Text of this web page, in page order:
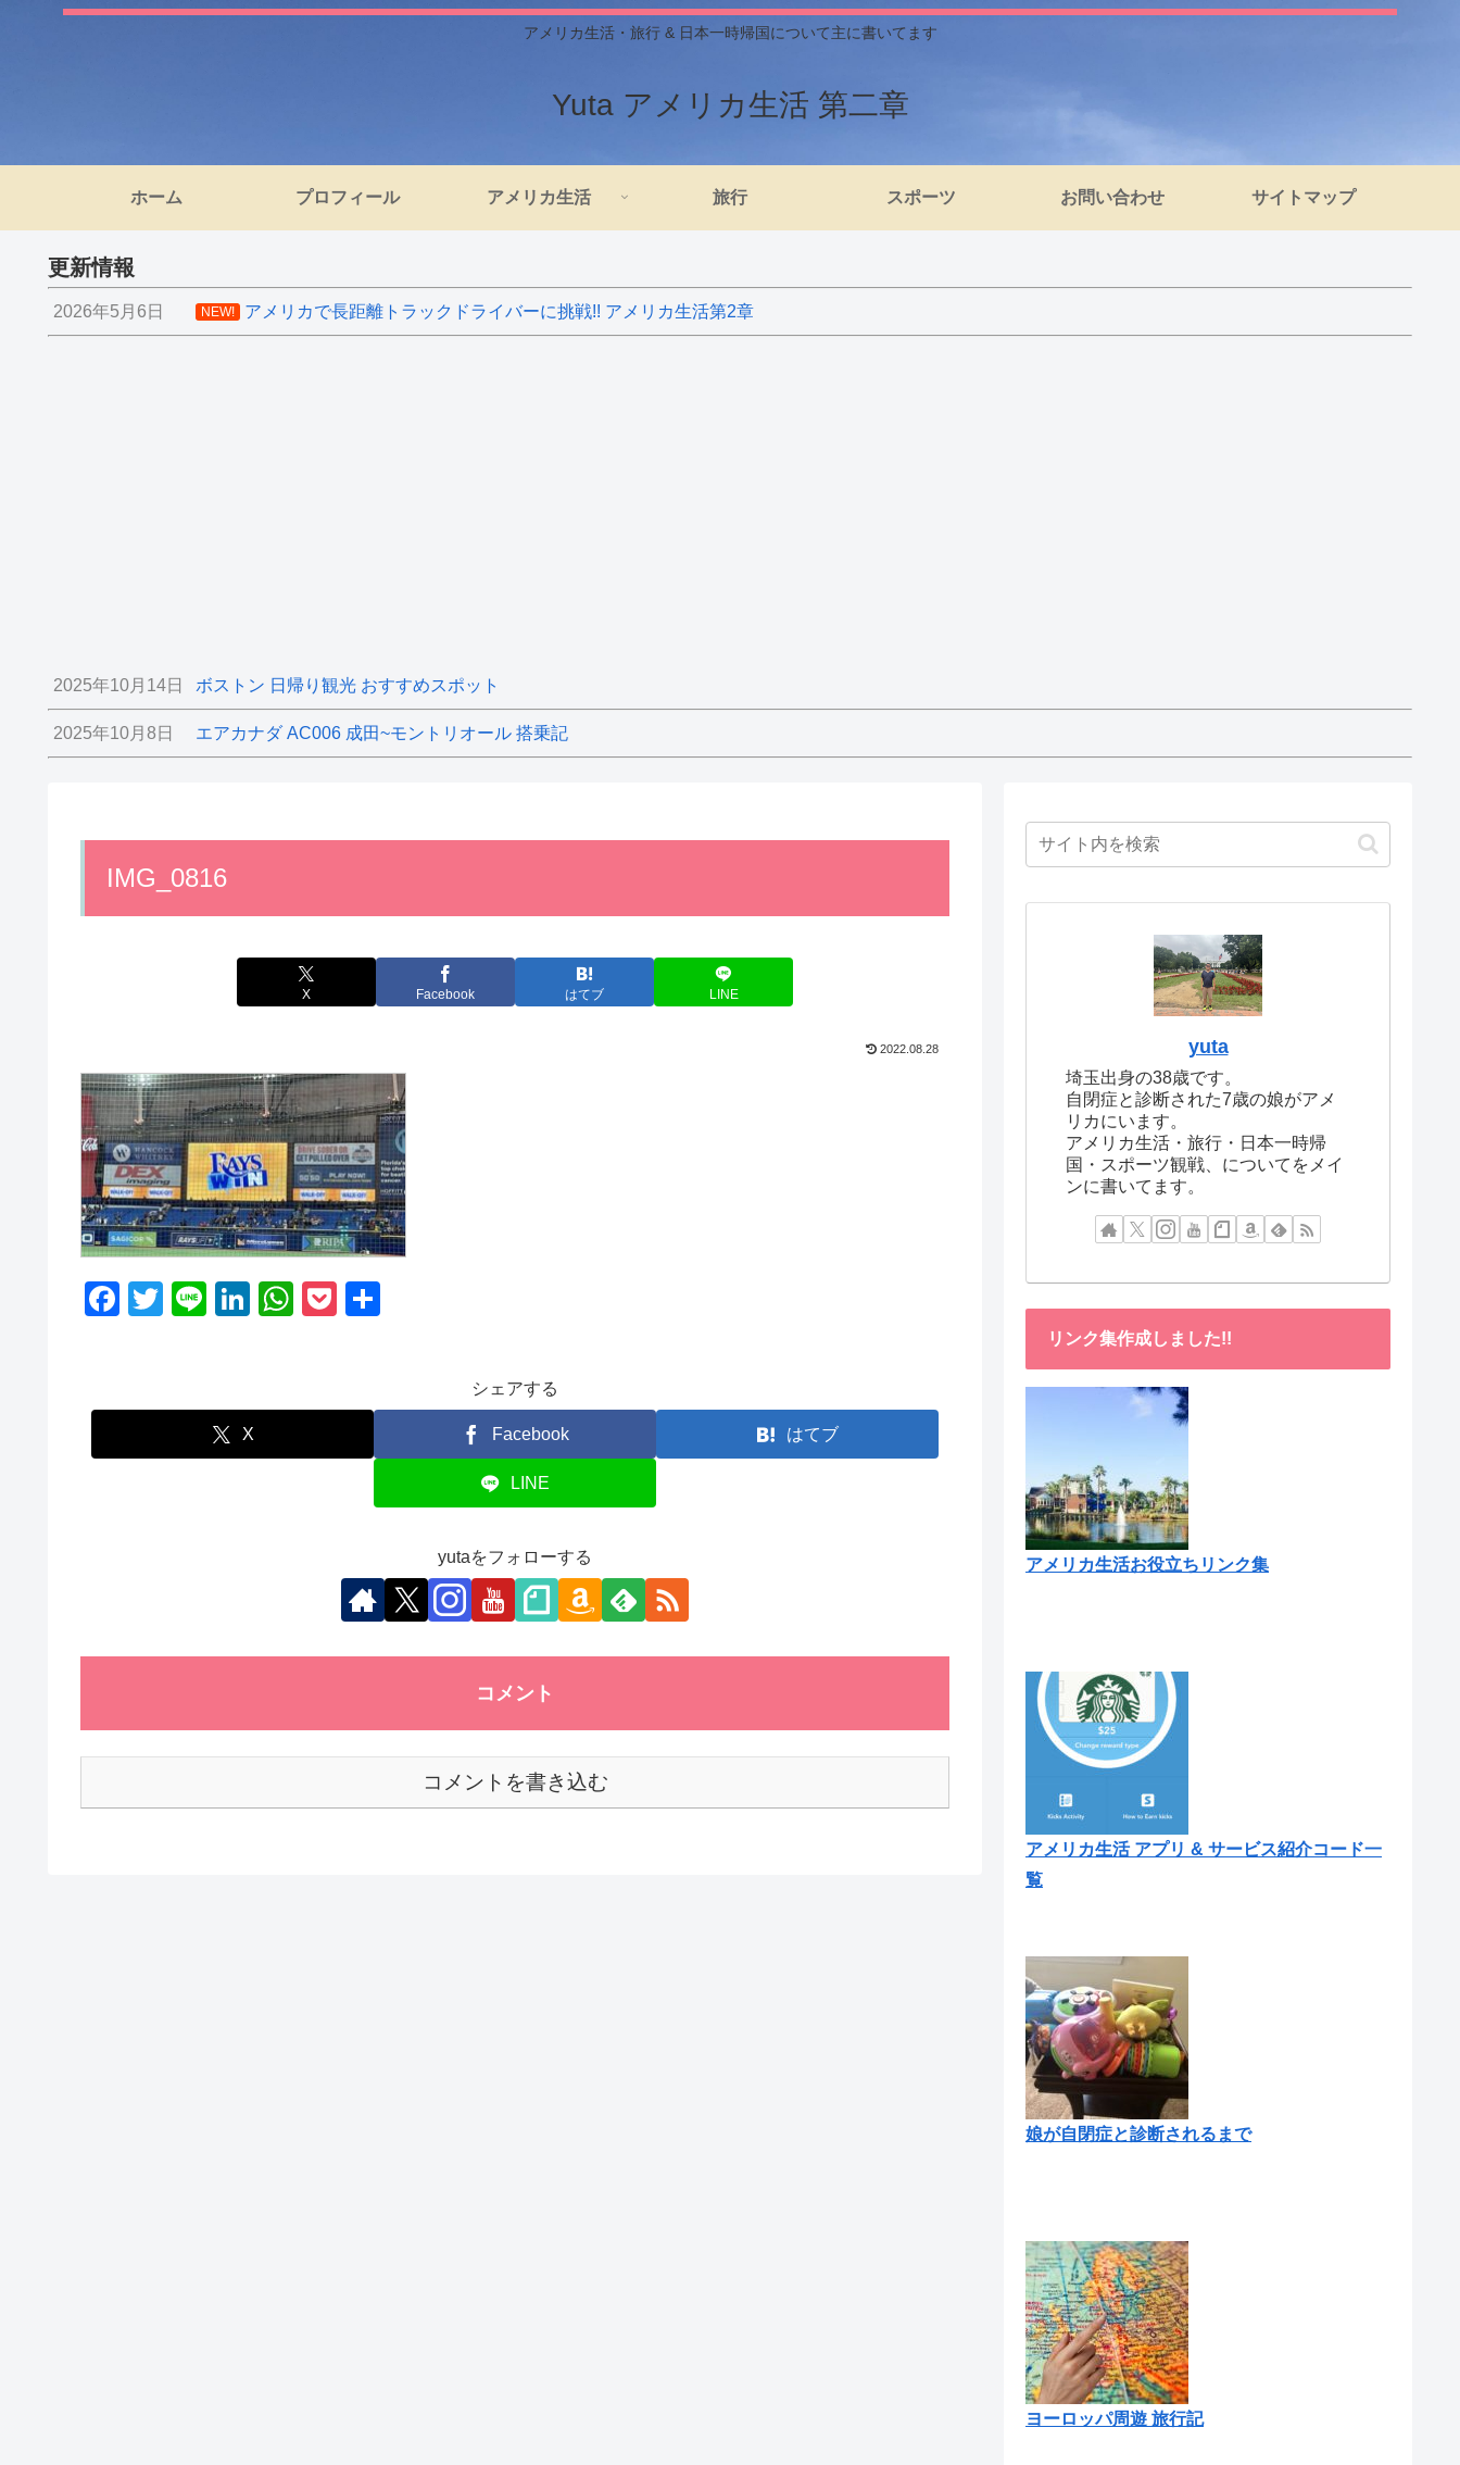
アメリカ生活・旅行 & 日本一時帰国について主に書いてます
Yuta アメリカ生活 第二章
ホーム プロフィール アメリカ生活 旅行 スポーツ お問い合わせ サイトマップ
更新情報
2026年5月6日 NEW! アメリカで長距離トラックドライバーに挑戦!! アメリカ生活第2章
2025年10月14日 ボストン 日帰り観光 おすすめスポット
2025年10月8日 エアカナダ AC006 成田~モントリオール 搭乗記
IMG_0816
X Facebook はてブ LINE
2022.08.28
F
e
T
er
Li
Li
e
dI
W
s
P
et
シェアする
X Facebook はてブ
LINE
yutaをフォローする
コメント
コメントを書き込む
yuta
埼玉出身の38歳です。
自閉症と診断された7歳の娘がアメ
リカにいます。
アメリカ生活・旅行・日本一時帰
国・スポーツ観戦、についてをメイ
ンに書いてます。
リンク集作成しました!!
アメリカ生活お役立ちリンク集
アメリカ生活 アプリ & サービス紹介コード一
覧
娘が自閉症と診断されるまで
ヨーロッパ周遊 旅行記